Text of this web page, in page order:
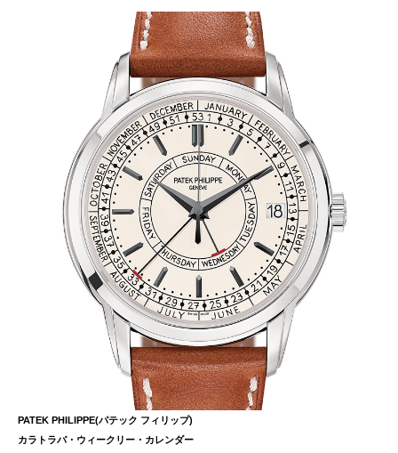
PATEK PHILIPPE(パテック フィリップ)
カラトラバ・ウィークリー・カレンダー